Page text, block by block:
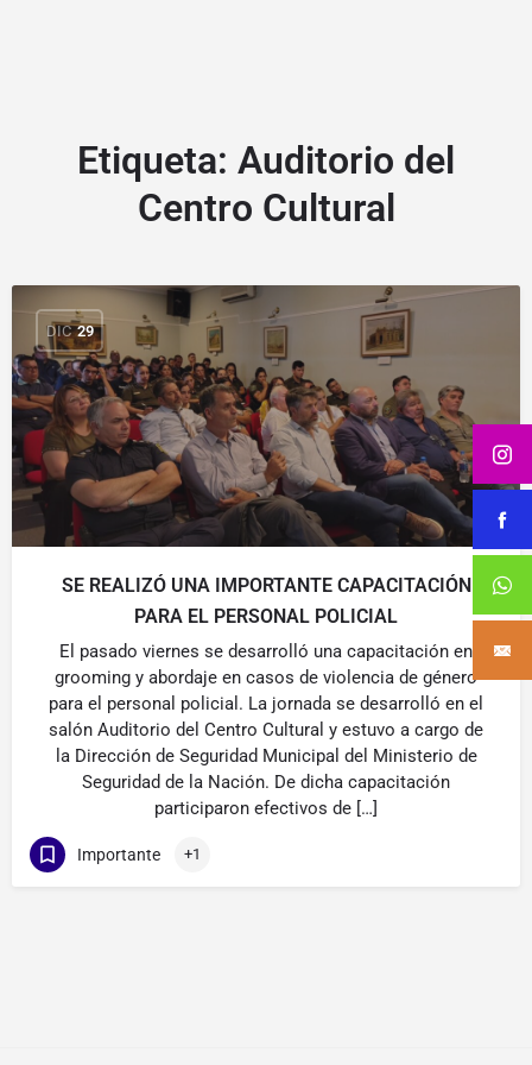
Etiqueta: Auditorio del
Centro Cultural
DIC 29
SE REALIZÓ UNA IMPORTANTE CAPACITACIÓN
PARA EL PERSONAL POLICIAL
El pasado viernes se desarrolló una capacitación en
grooming y abordaje en casos de violencia de género
para el personal policial. La jornada se desarrolló en el
salón Auditorio del Centro Cultural y estuvo a cargo de
la Dirección de Seguridad Municipal del Ministerio de
Seguridad de la Nación. De dicha capacitación
participaron efectivos de […]
Importante +1